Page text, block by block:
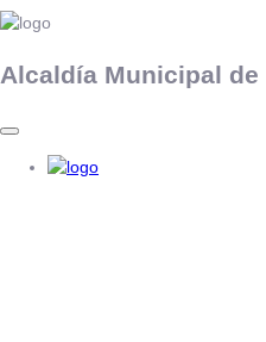
Alcaldía Municipal de